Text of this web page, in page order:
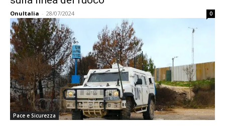
OnuItalia - 28/07/2024 0
Pace e Sicurezza